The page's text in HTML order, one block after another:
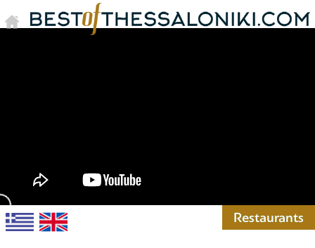
Restaurants